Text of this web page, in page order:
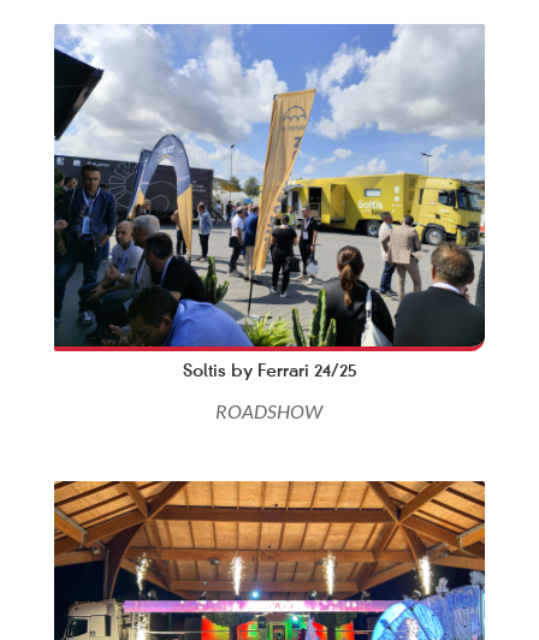
Soltis by Ferrari 24/25
ROADSHOW